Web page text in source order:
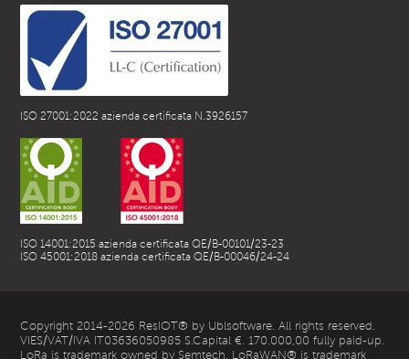
ISO 27001:2022 azienda certificata N.3926157
ISO 14001:2015 azienda certificata QE/B-00101/23-23
ISO 45001:2018 azienda certificata QE/B-00046/24-24
Copyright 2014-2026 ResIOT® by Ublsoftware. All rights reserved.
VIES/VAT/IVA IT03636050985 S.Capital €. 170.000,00 fully paid-up.
LoRa is trademark owned by Semtech. LoRaWAN® is trademark